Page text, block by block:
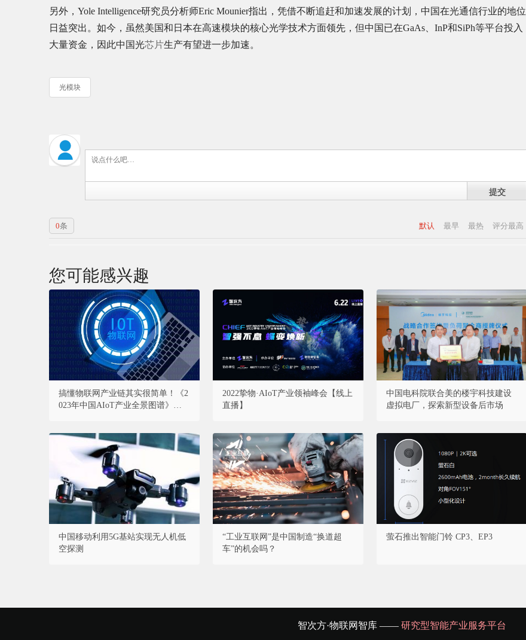
另外，Yole Intelligence研究员分析师Eric Mounier指出，凭借不断追赶和加速发展的计划，中国在光通信行业的地位
日益突出。如今，虽然美国和日本在高速模块的核心光学技术方面领先，但中国已在GaAs、InP和SiPh等平台投入
大量资金，因此中国光芯片生产有望进一步加速。
光模块
提交
默认 最早 最热 评分最高
0条
您可能感兴趣
搞懂物联网产业链其实很简单！《2
023年中国AIoT产业全景图谱》重磅
2022挚物·AIoT产业领袖峰会【线上
直播】
中国电科院联合美的楼宇科技建设
虚拟电厂，探索新型设备后市场
中国移动利用5G基站实现无人机低
空探测
“工业互联网”是中国制造“换道超
车”的机会吗？
萤石推出智能门铃 CP3、EP3
智次方·物联网智库 —— 研究型智能产业服务平台